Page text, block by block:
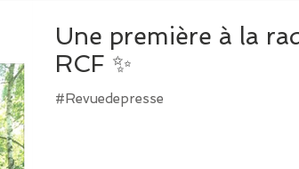
Une première à la
RCF ✨
#Revuedepresse